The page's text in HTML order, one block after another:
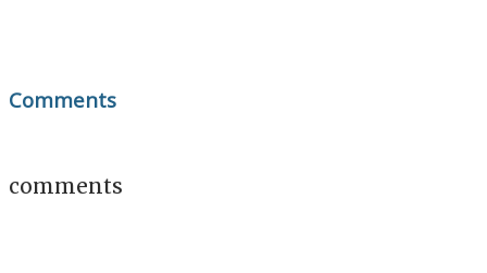
Comments
comments